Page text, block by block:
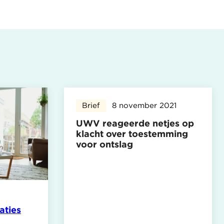
UWV reageerde netjes op
klacht over toestemming
voor ontslag
Brief 8 november 2021